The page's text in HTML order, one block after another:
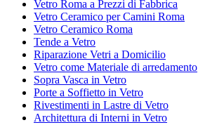
Vetro Roma a Prezzi di Fabbrica
Vetro Ceramico per Camini Roma
Vetro Ceramico Roma
Tende a Vetro
Riparazione Vetri a Domicilio
Vetro come Materiale di arredamento
Sopra Vasca in Vetro
Porte a Soffietto in Vetro
Rivestimenti in Lastre di Vetro
Architettura di Interni in Vetro